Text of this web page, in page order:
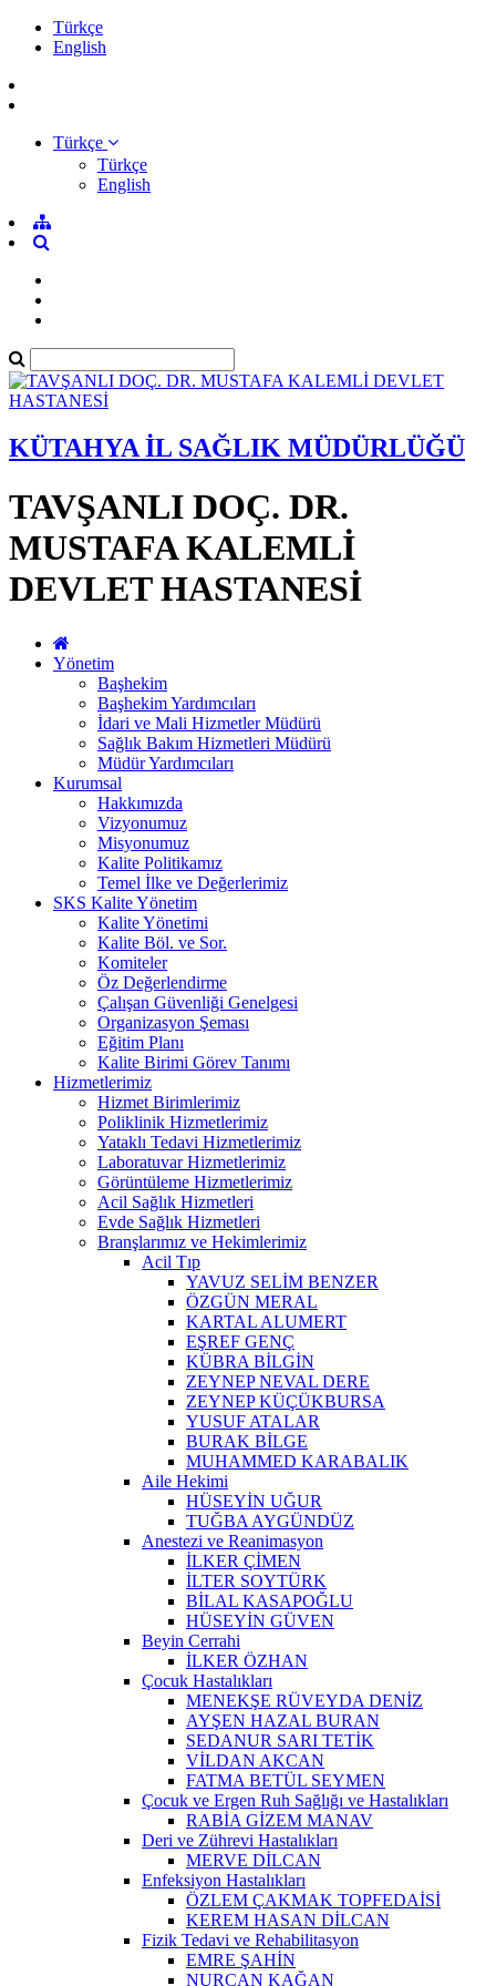
Türkçe
English
Türkçe
Türkçe
English
KÜTAHYA İL SAĞLIK MÜDÜRLÜĞÜ
TAVŞANLI DOÇ. DR.
MUSTAFA KALEMLİ
DEVLET HASTANESİ
Yönetim
Başhekim
Başhekim Yardımcıları
İdari ve Mali Hizmetler Müdürü
Sağlık Bakım Hizmetleri Müdürü
Müdür Yardımcıları
Kurumsal
Hakkımızda
Vizyonumuz
Misyonumuz
Kalite Politikamız
Temel İlke ve Değerlerimiz
SKS Kalite Yönetim
Kalite Yönetimi
Kalite Böl. ve Sor.
Komiteler
Öz Değerlendirme
Çalışan Güvenliği Genelgesi
Organizasyon Şeması
Eğitim Planı
Kalite Birimi Görev Tanımı
Hizmetlerimiz
Hizmet Birimlerimiz
Poliklinik Hizmetlerimiz
Yataklı Tedavi Hizmetlerimiz
Laboratuvar Hizmetlerimiz
Görüntüleme Hizmetlerimiz
Acil Sağlık Hizmetleri
Evde Sağlık Hizmetleri
Branşlarımız ve Hekimlerimiz
Acil Tıp
YAVUZ SELİM BENZER
ÖZGÜN MERAL
KARTAL ALUMERT
EŞREF GENÇ
KÜBRA BİLGİN
ZEYNEP NEVAL DERE
ZEYNEP KÜÇÜKBURSA
YUSUF ATALAR
BURAK BİLGE
MUHAMMED KARABALIK
Aile Hekimi
HÜSEYİN UĞUR
TUĞBA AYGÜNDÜZ
Anestezi ve Reanimasyon
İLKER ÇİMEN
İLTER SOYTÜRK
BİLAL KASAPOĞLU
HÜSEYİN GÜVEN
Beyin Cerrahi
İLKER ÖZHAN
Çocuk Hastalıkları
MENEKŞE RÜVEYDA DENİZ
AYŞEN HAZAL BURAN
SEDANUR SARI TETİK
VİLDAN AKCAN
FATMA BETÜL SEYMEN
Çocuk ve Ergen Ruh Sağlığı ve Hastalıkları
RABİA GİZEM MANAV
Deri ve Zührevi Hastalıkları
MERVE DİLCAN
Enfeksiyon Hastalıkları
ÖZLEM ÇAKMAK TOPFEDAİSİ
KEREM HASAN DİLCAN
Fizik Tedavi ve Rehabilitasyon
EMRE ŞAHİN
NURCAN KAĞAN